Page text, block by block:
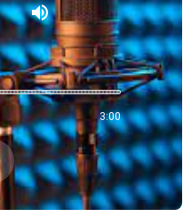
volume_up
3:00